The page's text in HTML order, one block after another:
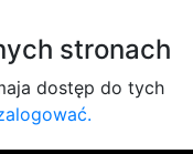
stronach
dostęp do tych